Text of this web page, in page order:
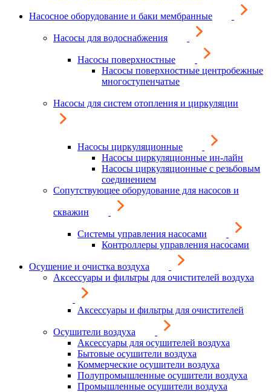
Насосное оборудование и баки мембранные
Насосы для водоснабжения
Насосы поверхностные
Насосы поверхностные центробежные
многоступенчатые
Насосы для систем отопления и циркуляции
Насосы циркуляционные
Насосы циркуляционные ин-лайн
Насосы циркуляционные с резьбовым
соединением
Сопутствующее оборудование для насосов и
скважин
Системы управления насосами
Контроллеры управления насосами
Осушение и очистка воздуха
Аксессуары и фильтры для очистителей воздуха
Аксессуары и фильтры для очистителей
Осушители воздуха
Аксессуары для осушителей воздуха
Бытовые осушители воздуха
Коммерческие осушители воздуха
Полупромышленные осушители воздуха
Промышленные осушители воздуха